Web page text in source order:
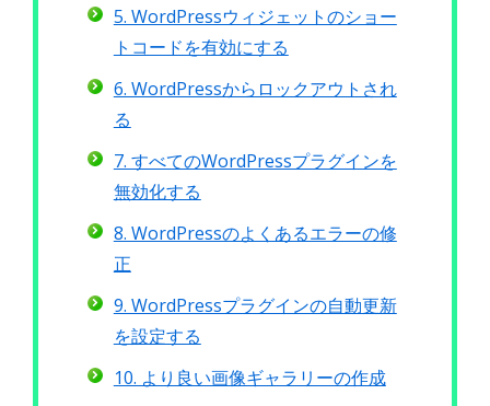
5. WordPressウィジェットのショー
トコードを有効にする
6. WordPressからロックアウトされ
る
7. すべてのWordPressプラグインを
無効化する
8. WordPressのよくあるエラーの修
正
9. WordPressプラグインの自動更新
を設定する
10. より良い画像ギャラリーの作成